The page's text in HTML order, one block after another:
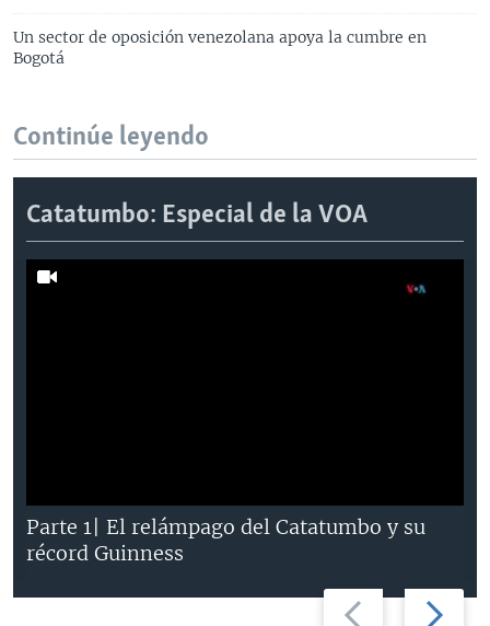
Un sector de oposición venezolana apoya la cumbre en
Bogotá
Continúe leyendo
Catatumbo: Especial de la VOA
Previous Next
Parte 1| El relámpago del Catatumbo y su
récord Guinness